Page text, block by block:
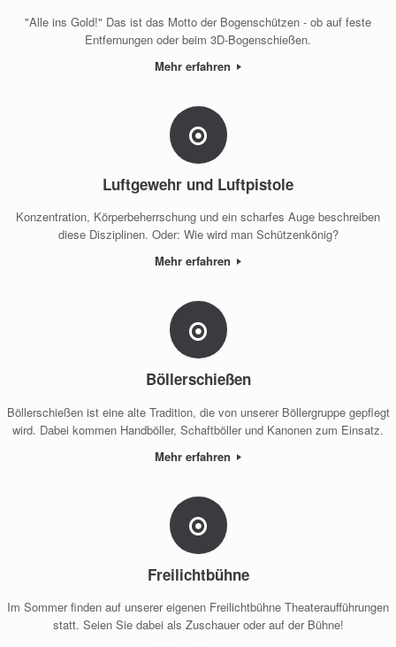
"Alle ins Gold!" Das ist das Motto der Bogenschützen - ob auf feste
Entfernungen oder beim 3D-Bogenschießen.
Mehr erfahren
Luftgewehr und Luftpistole
Konzentration, Körperbeherrschung und ein scharfes Auge beschreiben
diese Disziplinen. Oder: Wie wird man Schützenkönig?
Mehr erfahren
Böllerschießen
Böllerschießen ist eine alte Tradition, die von unserer Böllergruppe gepflegt
wird. Dabei kommen Handböller, Schaftböller und Kanonen zum Einsatz.
Mehr erfahren
Freilichtbühne
Im Sommer finden auf unserer eigenen Freilichtbühne Theateraufführungen
statt. Seien Sie dabei als Zuschauer oder auf der Bühne!